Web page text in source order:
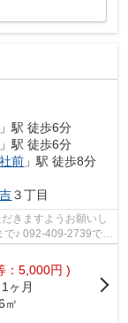
」駅 徒歩6分
」駅 徒歩6分
前 」駅 徒歩8分
３丁目
きますようお願いし
で♪ 092-409-2739で
：5,000円 )
1ヶ月
㎡